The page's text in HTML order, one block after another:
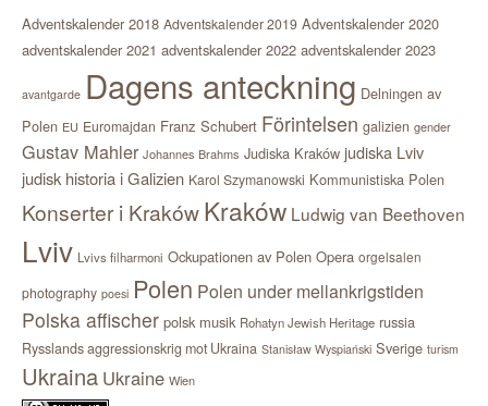
Adventskalender 2018 Adventskalender 2019 Adventskalender 2020
adventskalender 2021 adventskalender 2022 adventskalender 2023
avantgarde Dagens anteckning Delningen av
Polen EU Euromajdan Franz Schubert Förintelsen galizien gender
Gustav Mahler Johannes Brahms Judiska Kraków judiska Lviv
judisk historia i Galizien Karol Szymanowski Kommunistiska Polen
Konserter i KrakówKraków Ludwig van Beethoven
Lviv Lvivs filharmoni Ockupationen av Polen Opera orgelsalen
photography poesi Polen Polen under mellankrigstiden
Polska affischer polsk musik Rohatyn Jewish Heritage russia
Rysslands aggressionskrig mot Ukraina Stanisław Wyspiański Sverige turism
Ukraina Ukraine Wien